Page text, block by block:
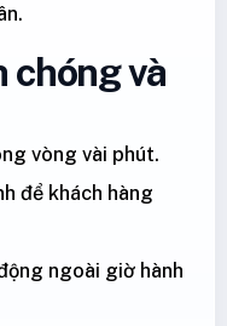
chóng và
vòng vài phút.
để khách hàng
ngoài giờ hành